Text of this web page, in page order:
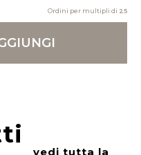
Ordini per multipli di 25
vedi tutta la